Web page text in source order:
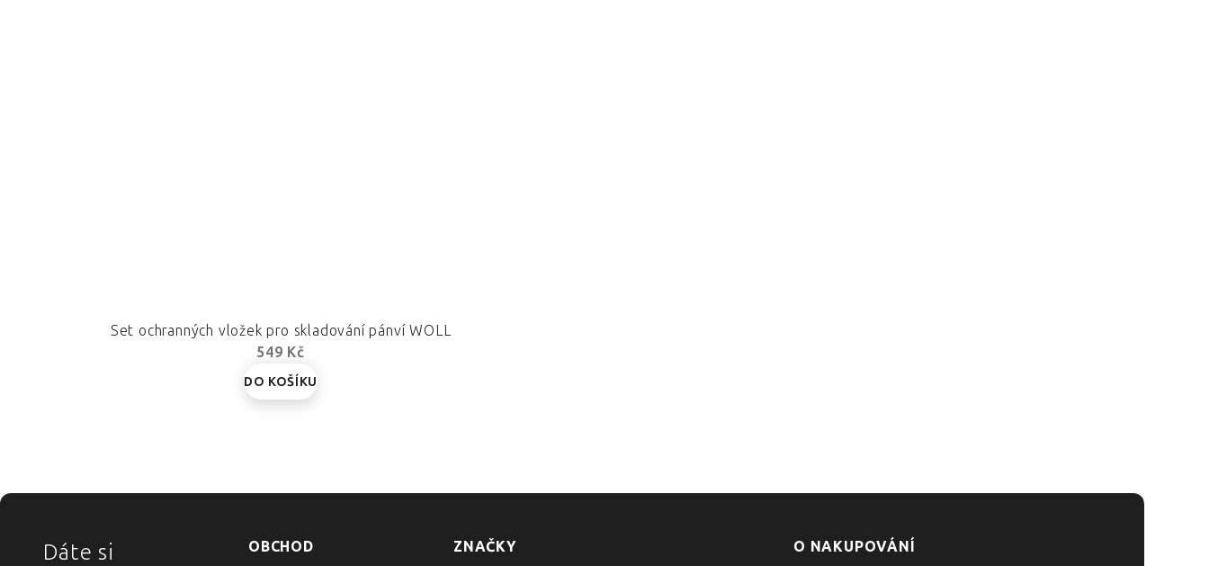
Set ochranných vložek pro skladování pánví WOLL
549 Kč
DO KOŠÍKU
ZÁPATÍ
Dáte si
OBCHOD ZNAČKY O NAKUPOVÁNÍ